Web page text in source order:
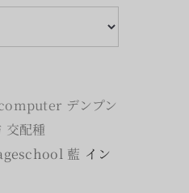
デンプン
交配種
藍 イン